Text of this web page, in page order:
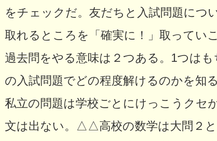
をチェックだ。友だちと入試問題につ
取れるところを「確実に！」取ってい
過去問をやる意味は２つある。1つは
の入試問題でどの程度解けるのかを知
私立の問題は学校ごとにけっこうクセ
文は出ない。△△高校の数学は大問２